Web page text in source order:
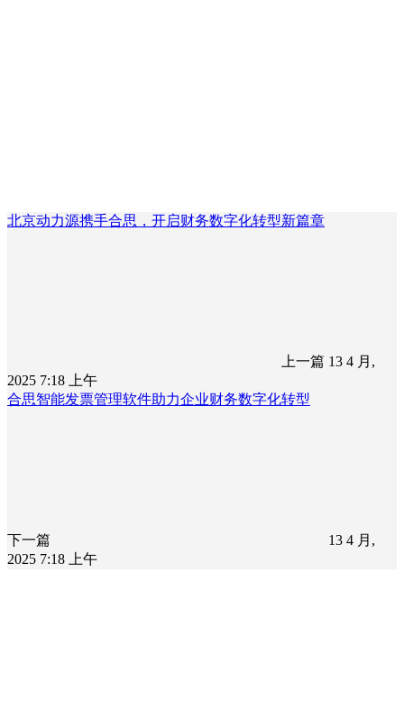
北京动力源携手合思，开启财务数字化转型新篇章
上一篇 13 4 月,
2025 7:18 上午
合思智能发票管理软件助力企业财务数字化转型
下一篇
13 4 月,
2025 7:18 上午